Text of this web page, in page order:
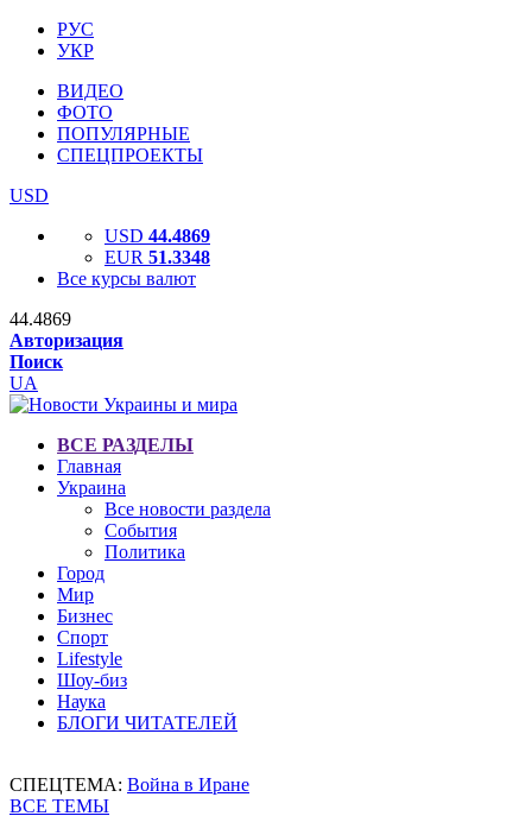
РУС
УКР
ВИДЕО
ФОТО
ПОПУЛЯРНЫЕ
СПЕЦПРОЕКТЫ
USD
USD 44.4869
EUR 51.3348
Все курсы валют
44.4869
Авторизация
Поиск
UA
ВСЕ РАЗДЕЛЫ
Главная
Украина
Все новости раздела
События
Политика
Город
Мир
Бизнес
Спорт
Lifestyle
Шоу-биз
Наука
БЛОГИ ЧИТАТЕЛЕЙ
СПЕЦТЕМА: Война в Иране
ВСЕ ТЕМЫ